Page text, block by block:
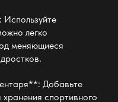
Используйте
легко
меняющиеся
Добавьте
спортивного